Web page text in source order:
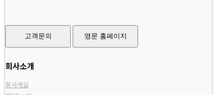
고객문의 영문 홈페이지
회사소개
회사개요